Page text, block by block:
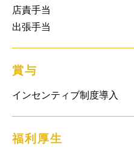
店責手当
出張手当
賞与
インセンティブ制度導入
福利厚生